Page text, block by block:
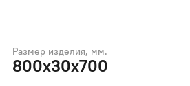
Размер изделия, мм.
800x30x700